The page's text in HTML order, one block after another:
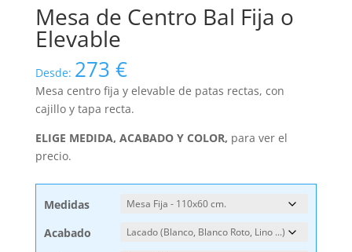
Mesa de Centro Bal Fija o
Elevable
Desde: 273 €
Mesa centro fija y elevable de patas rectas, con
cajillo y tapa recta.
ELIGE MEDIDA, ACABADO Y COLOR, para ver el
precio.
Medidas
Acabado